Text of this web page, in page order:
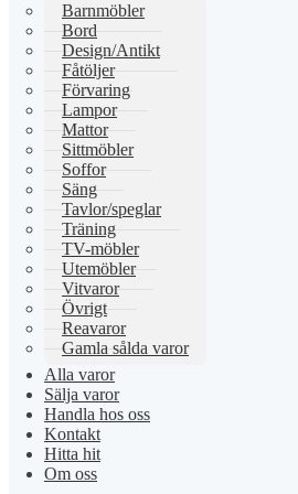
Barnmöbler
Bord
Design/Antikt
Fåtöljer
Förvaring
Lampor
Mattor
Sittmöbler
Soffor
Säng
Tavlor/speglar
Träning
TV-möbler
Utemöbler
Vitvaror
Övrigt
Reavaror
Gamla sålda varor
Alla varor
Sälja varor
Handla hos oss
Kontakt
Hitta hit
Om oss